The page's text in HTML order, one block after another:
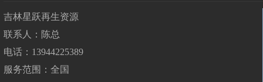
吉林星跃再生资源
联系人：陈总
电话：13944225389
服务范围：全国